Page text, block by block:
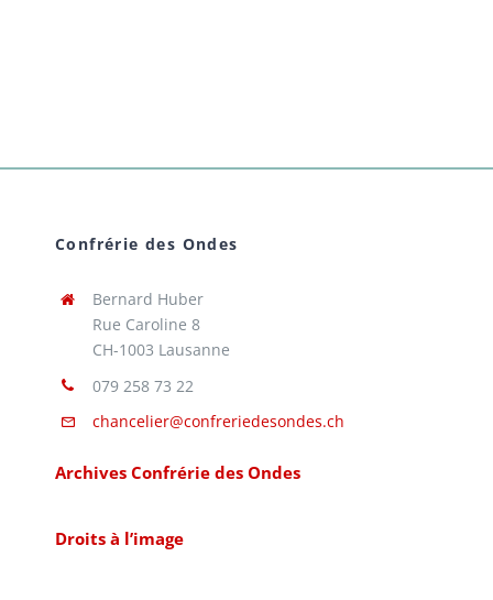
Confrérie des Ondes
Bernard Huber
Rue Caroline 8
CH-1003 Lausanne
079 258 73 22
chancelier@confreriedesondes.ch
Archives Confrérie des Ondes
Droits à l’image